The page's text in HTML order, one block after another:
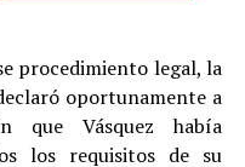
procedimiento legal, la
oportunamente a
que Vásquez había
los requisitos de su